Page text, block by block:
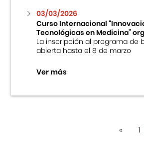
03/03/2026
Curso Internacional
Tecnológicas en Medicina”
La inscripción al programa de
abierta hasta el 8 de marzo
Ver más
« 1